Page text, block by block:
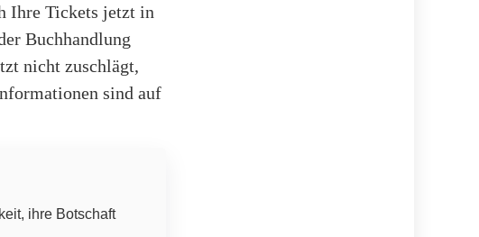
Ihre Tickets jetzt in
Buchhandlung
nicht zuschlägt,
sind auf
ihre Botschaft